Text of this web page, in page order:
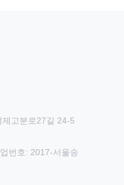
고분로27길 24-5
번호: 2017-서울송